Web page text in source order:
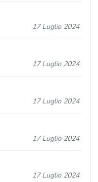
17 Luglio 2024
17 Luglio 2024
17 Luglio 2024
17 Luglio 2024
17 Luglio 2024